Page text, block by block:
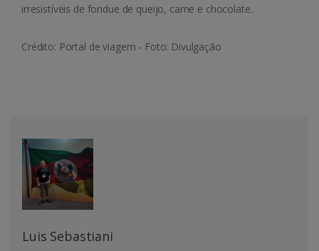
irresistíveis de fondue de queijo, carne e chocolate.
Crédito: Portal de viagem - Foto: Divulgação
Luis Sebastiani